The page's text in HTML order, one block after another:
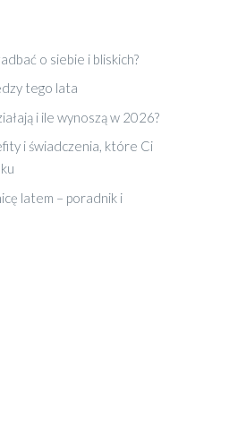
o siebie i bliskich?
tego lata
i ile wynoszą w 2026?
i świadczenia, które Ci
latem – poradnik i